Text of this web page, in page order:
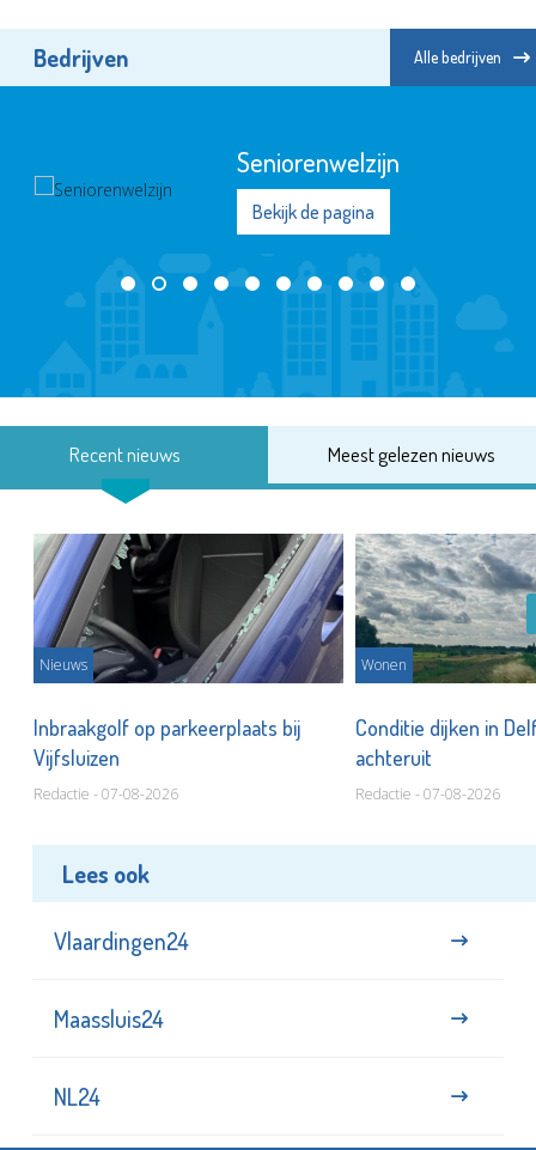
Bedrijven Alle bedrijven
Seniorenwelzijn
Bekijk de pagina
Recent nieuws Meest gelezen nieuws
Nieuws
Inbraakgolf op parkeerplaats bij
Vijfsluizen
Redactie - 07-08-2026
Wonen
Conditie dijken in
achteruit
Redactie - 07-08-2026
Lees ook
Vlaardingen24
Maassluis24
NL24